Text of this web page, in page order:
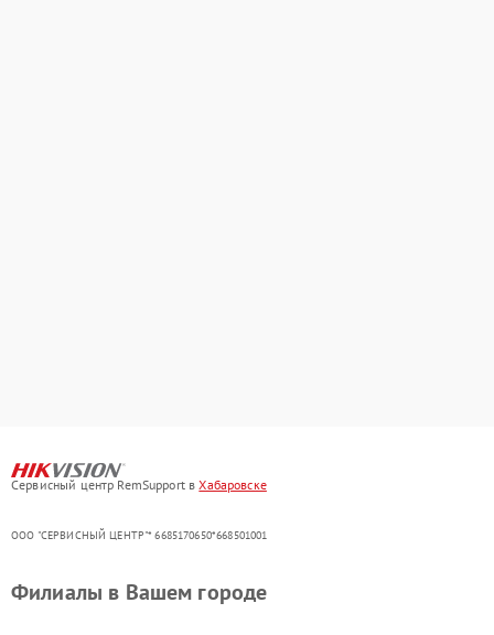
Сервисный центр RemSupport вХабаровске
ООО "СЕРВИСНЫЙ ЦЕНТР"* 6685170650*668501001
Филиалы в Вашем городе